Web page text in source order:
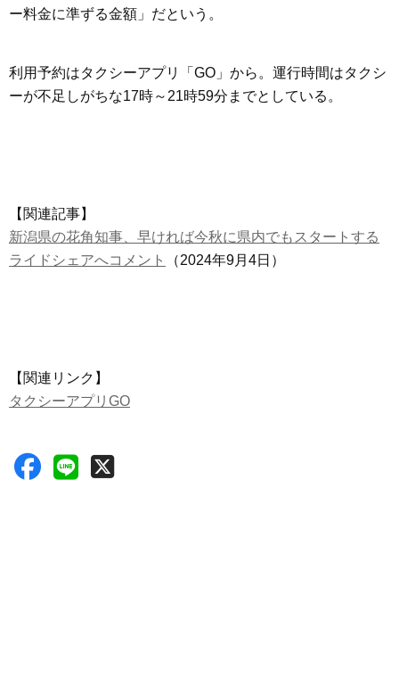
ー料金に準ずる金額」だという。
利用予約はタクシーアプリ「GO」から。運行時間はタクシ
ーが不足しがちな17時～21時59分までとしている。
【関連記事】
新潟県の花角知事、早ければ今秋に県内でもスタートする
ライドシェアへコメント
（2024年9月4日）
【関連リンク】
タクシーアプリGO